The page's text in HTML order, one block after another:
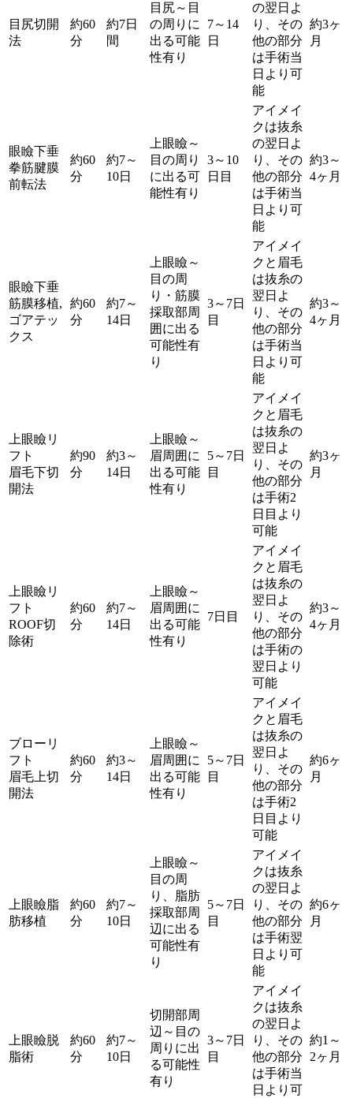
目尻切開
法
約60
分
約7日
間
目尻～目
の周りに
出る可能
性有り
7～14
日
の翌日よ
り、その
他の部分
は手術当
日より可
能
約3ヶ
月
眼瞼下垂
拳筋腱膜
前転法
約60
分
約7～
10日
上眼瞼～
目の周り
に出る可
能性有り
3～10
日目
アイメイ
クは抜糸
の翌日よ
り、その
他の部分
は手術当
日より可
能
約3～
4ヶ月
眼瞼下垂
筋膜移植,
ゴアテッ
クス
約60
分
約7～
14日
上眼瞼～
目の周
り・筋膜
採取部周
囲に出る
可能性有
り
3～7日
目
アイメイ
クと眉毛
は抜糸の
翌日よ
り、その
他の部分
は手術当
日より可
能
約3～
4ヶ月
上眼瞼リ
フト
眉毛下切
開法
約90
分
約3～
14日
上眼瞼～
眉周囲に
出る可能
性有り
5～7日
目
アイメイ
クと眉毛
は抜糸の
翌日よ
り、その
他の部分
は手術2
日目より
可能
約3ヶ
月
上眼瞼リ
フト
ROOF切
除術
約60
分
約7～
14日
上眼瞼～
眉周囲に
出る可能
性有り
7日目
アイメイ
クと眉毛
は抜糸の
翌日よ
り、その
他の部分
は手術の
翌日より
可能
約3～
4ヶ月
ブローリ
フト
眉毛上切
開法
約60
分
約3～
14日
上眼瞼～
眉周囲に
出る可能
性有り
5～7日
目
アイメイ
クと眉毛
は抜糸の
翌日よ
り、その
他の部分
は手術2
日目より
可能
約6ヶ
月
上眼瞼脂
肪移植
約60
分
約7～
10日
上眼瞼～
目の周
り、脂肪
採取部周
辺に出る
可能性有
り
5～7日
目
アイメイ
クは抜糸
の翌日よ
り、その
他の部分
は手術翌
日より可
能
約6ヶ
月
上眼瞼脱
脂術
約60
分
約7～
10日
切開部周
辺～目の
周りに出
る可能性
有り
3～7日
目
アイメイ
クは抜糸
の翌日よ
り、その
他の部分
は手術当
日より可
約1～
2ヶ月